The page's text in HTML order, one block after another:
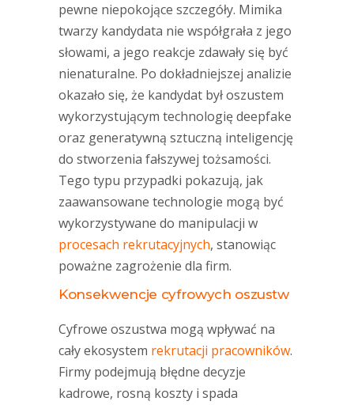
pewne niepokojące szczegóły. Mimika
twarzy kandydata nie współgrała z jego
słowami, a jego reakcje zdawały się być
nienaturalne. Po dokładniejszej analizie
okazało się, że kandydat był oszustem
wykorzystującym technologię deepfake
oraz generatywną sztuczną inteligencję
do stworzenia fałszywej tożsamości.
Tego typu przypadki pokazują, jak
zaawansowane technologie mogą być
wykorzystywane do manipulacji w
procesach rekrutacyjnych, stanowiąc
poważne zagrożenie dla firm.
Konsekwencje cyfrowych oszustw
Cyfrowe oszustwa mogą wpływać na
cały ekosystem rekrutacji pracowników.
Firmy podejmują błędne decyzje
kadrowe, rosną koszty i spada